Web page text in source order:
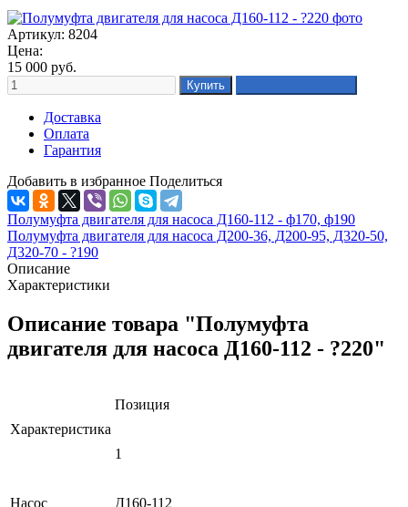
Артикул: 8204
Цена:
15 000 руб.
Доставка
Оплата
Гарантия
Добавить в избранное Поделиться
Полумуфта двигателя для насоса Д160-112 - ф170, ф190
Полумуфта двигателя для насоса Д200-36, Д200-95, Д320-50,
Д320-70 - ?190
Описание
Характеристики
Описание товара "Полумуфта
двигателя для насоса Д160-112 - ?220"
Характеристика
Позиция
1
Насос Д160-112